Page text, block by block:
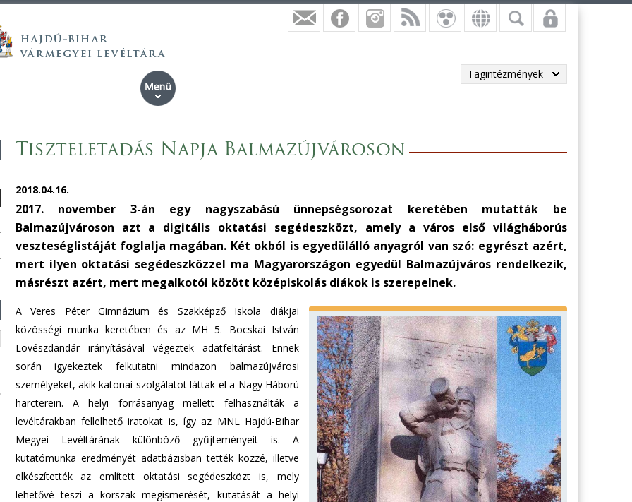
Tagintézmények
Tiszteletadás Napja Balmazújvároson
2018.04.16.
2017. november 3-án egy nagyszabású ünnepségsorozat keretében mutatták be
Balmazújvároson azt a digitális oktatási segédeszközt, amely a város első világháborús
veszteséglistáját foglalja magában. Két okból is egyedülálló anyagról van szó: egyrészt azért,
mert ilyen oktatási segédeszközzel ma Magyarországon egyedül Balmazújváros rendelkezik,
másrészt azért, mert megalkotói között középiskolás diákok is szerepelnek.
A Veres Péter Gimnázium és Szakképző Iskola diákjai
közösségi munka keretében és az MH 5. Bocskai István
Lövészdandár irányításával végeztek adatfeltárást. Ennek
során igyekeztek felkutatni mindazon balmazújvárosi
személyeket, akik katonai szolgálatot láttak el a Nagy Háború
harcterein. A helyi forrásanyag mellett felhasználták a
levéltárakban fellelhető iratokat is, így az MNL Hajdú-Bihar
Megyei Levéltárának különböző gyűjteményeit is. A
kutatómunka eredményét adatbázisban tették közzé, illetve
elkészítették az említett oktatási segédeszközt is, mely
lehetővé teszi a korszak megismerését, kutatását a helyi